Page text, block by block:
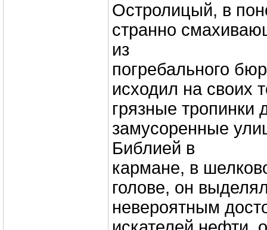
Остролицый, в
странно
из
погребального
исходил на своих
грязные тропинки
замусоренные
Библией в
кармане, в
голове, он
невероятным